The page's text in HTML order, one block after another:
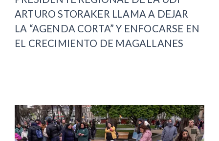
ARTURO STORAKER LLAMA A DEJAR
LA “AGENDA CORTA” Y ENFOCARSE EN
EL CRECIMIENTO DE MAGALLANES